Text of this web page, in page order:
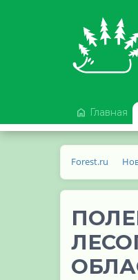
 Главная
Forest.ru